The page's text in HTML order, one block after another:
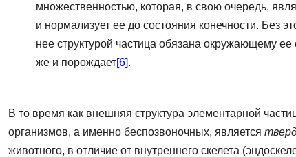
множественностью, которая, в свою очередь,
и нормализует ее до состояния конечности. Без
нее структурой частица обязана окружающему
же и порождает[6].
В то время как внешняя структура элементарной
организмов, а именно беспозвоночных, является
животного, в отличие от внутреннего скелета